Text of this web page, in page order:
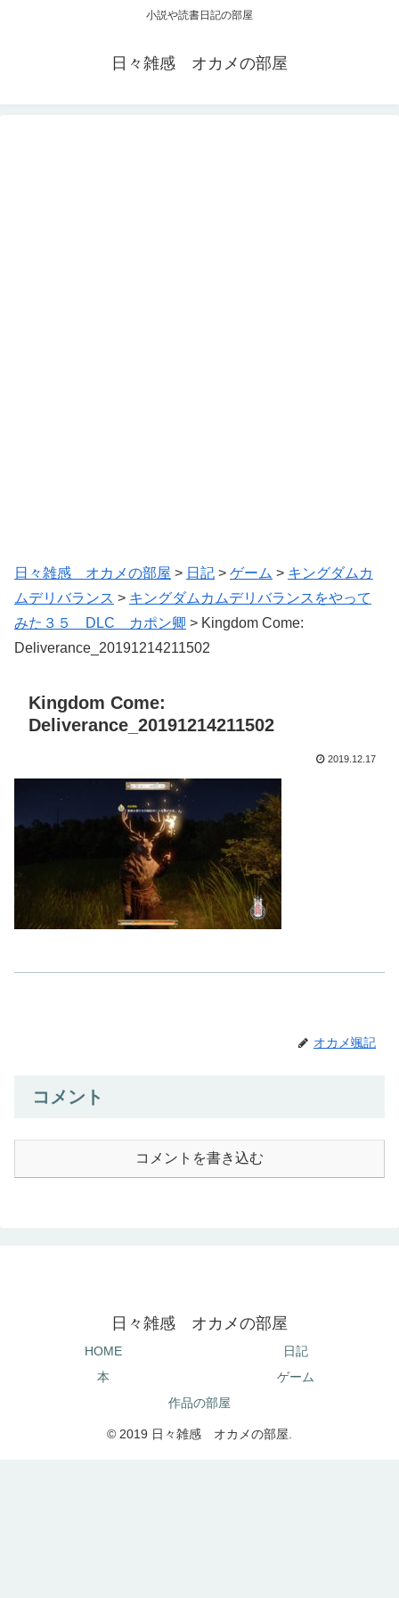
小説や読書日記の部屋
日々雑感 オカメの部屋
日々雑感 オカメの部屋 > 日記 > ゲーム > キングダムカ
ムデリバランス > キングダムカムデリバランスをやって
みた３５ DLC カポン卿 > Kingdom Come:
Deliverance_20191214211502
Kingdom Come:
Deliverance_20191214211502
2019.12.17
オカメ颯記
コメント
コメントを書き込む
日々雑感 オカメの部屋
HOME
日記
本
ゲーム
作品の部屋
© 2019 日々雑感 オカメの部屋.